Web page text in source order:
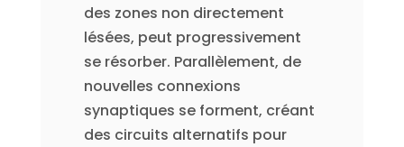
des zones non directement
lésées, peut progressivement
se résorber. Parallèlement, de
nouvelles connexions
synaptiques se forment, créant
des circuits alternatifs pour